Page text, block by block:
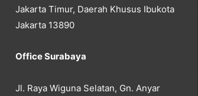
Jakarta Timur, Daerah Khusus Ibukota
Jakarta 13890
Office Surabaya
Jl. Raya Wiguna Selatan, Gn. Anyar